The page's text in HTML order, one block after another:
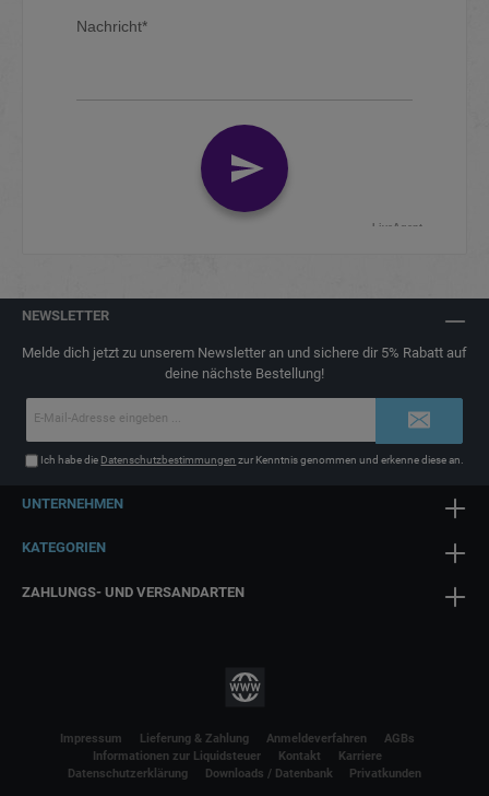
NEWSLETTER
Melde dich jetzt zu unserem Newsletter an und sichere dir 5% Rabatt auf
deine nächste Bestellung!
Adresse*
Ich habe die Datenschutzbestimmungen zur Kenntnis genommen und erkenne diese an.
UNTERNEHMEN
KATEGORIEN
ZAHLUNGS- UND VERSANDARTEN
Impressum Lieferung & Zahlung Anmeldeverfahren
AGBs
Informationen zur Liquidsteuer
Kontakt
Karriere
Datenschutzerklärung
Downloads / Datenbank Privatkunden